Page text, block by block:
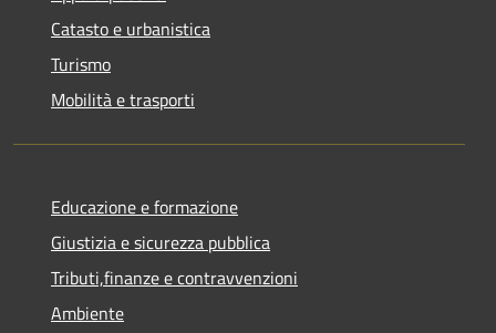
Catasto e urbanistica
Turismo
Mobilità e trasporti
Educazione e formazione
Giustizia e sicurezza pubblica
Tributi,finanze e contravvenzioni
Ambiente